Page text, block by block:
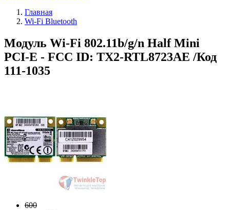
Главная
Wi-Fi Bluetooth
Модуль Wi-Fi 802.11b/g/n Half Mini
PCI-E - FCC ID: TX2-RTL8723AE /Код
111-1035
600